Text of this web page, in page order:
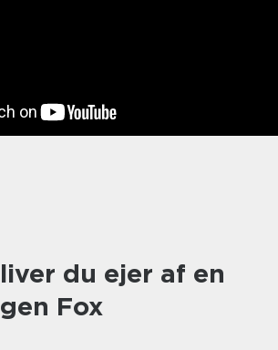
du ejer af en
Fox